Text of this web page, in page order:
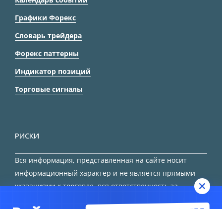
Графики Форекс
Словарь трейдера
Форекс паттерны
Индикатор позиций
Торговые сигналы
РИСКИ
Вся информация, представленная на сайте носит
информационный характер и не является прямыми
указаниями к торговле, вся ответственность за